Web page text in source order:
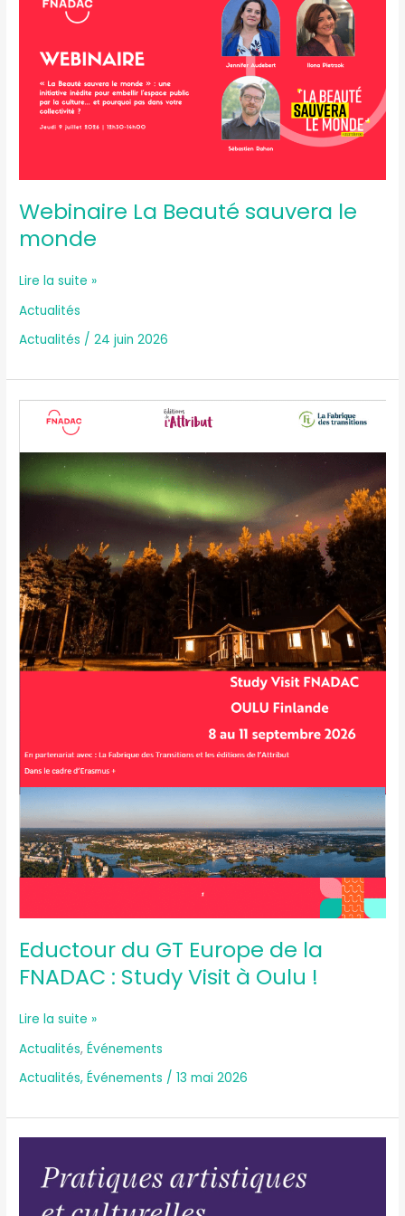
Webinaire La Beauté sauvera le
monde
monde
Lire la suite »
Actualités
Actualités /24 juin 2026
Eductour du GT Europe de la
FNADAC : Study Visit à Oulu !
Eductour
Europe
de
Study
Visit
à
Oulu
!
Lire la suite »
Actualités,Événements
Actualités,Événements /13 mai 2026
culturelles
territoriales